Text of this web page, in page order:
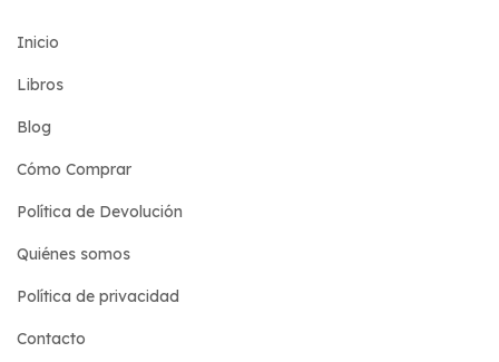
Inicio
Libros
Blog
Cómo Comprar
Política de Devolución
Quiénes somos
Política de privacidad
Contacto